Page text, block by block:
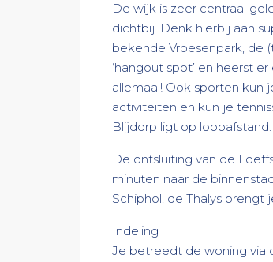
De wijk is zeer centraal
dichtbij. Denk hierbij aan
bekende Vroesenpark, de
‘hangout spot’ en heerst
allemaal! Ook sporten kun
activiteiten en kun je
Blijdorp ligt op loopafstand.
De ontsluiting van de
minuten naar de
Schiphol, de Thalys brengt
Indeling
Je betreedt de woning via